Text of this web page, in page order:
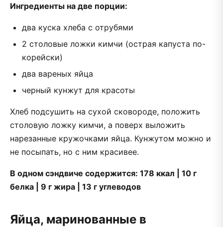
Ингредиенты на две порции:
два куска хлеба с отрубями
2 столовые ложки кимчи (острая капуста по-
корейски)
два вареных яйца
черный кунжут для красоты
Хлеб подсушить на сухой сковороде, положить
столовую ложку кимчи, а поверх выложить
нарезанные кружочками яйца. Кунжутом можно и
не посыпать, но с ним красивее.
В одном сэндвиче содержится: 178 ккал | 10 г
белка | 9 г жира | 13 г углеводов
Яйца, маринованные в